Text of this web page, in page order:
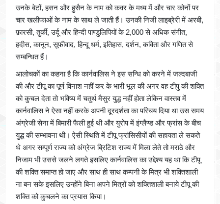
उनके बेटों, हसन और हुसैन के नाम को कवर के मध्य में और चार कोनों पर
चार खलीफाओं के नाम के साथ ले जाती हैं। उनकी निजी लाइब्रेरी में अरबी,
फ़ारसी, तुर्की, उर्दू और हिन्दी पाण्डुलिपियों के 2,000 से अधिक संगीत,
हदीस, कानून, सूफीवाद, हिन्दू धर्म, इतिहास, दर्शन, कविता और गणित से
सम्बन्धित हैं।
आलोचकों का कहना है कि कार्नवालिस ने इस सन्धि को करने में जल्दबाजी
की और टीपू का पूर्ण विनाश नहीं कर के भारी भूल की अगर वह टीपु की शक्ति
को कुचल देता तो भविष्य में चतुर्थ मैसुर युद्ध नहीं होता लेकिन वास्तव में
कार्नवालिस ने ऐसा नहीं करके अपनी दूरदर्शता का परिचय दिया था उस समय
अंग्रेजी सेना में बिमारी फैली हुई थी और युरोप में इंग्लैण्ड और फ्रांस के बीच
युद्ध की सम्भावना थी। ऐसी स्थिति में टीपू फ्रांसिसीयों की सहायता ले सकते
थे अगर सम्पूर्ण राज्य को अंग्रेज ब्रिटिश राज्य में मिला लेते तो मराठे और
निजाम भी उससे जलने लगते इसलिए कार्नवालिस का उद्देश्य यह था कि टीपू
की शक्ति समाप्त हो जाए और साथ ही साथ कम्पनी के मित्र भी शक्तिशाली
ना बन सके इसलिए उन्होंने बिना अपने मित्रों को शक्तिशाली बनाये टीपू की
शक्ति को कुचलने का प्रयास किया।